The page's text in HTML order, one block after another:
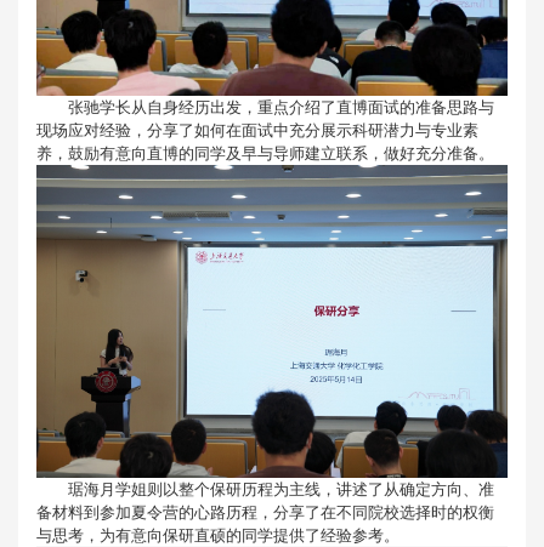
张驰学长从自身经历出发，重点介绍了直博面试的准备思路与
现场应对经验，分享了如何在面试中充分展示科研潜力与专业素
养，鼓励有意向直博的同学及早与导师建立联系，做好充分准备。
琚海月学姐则以整个保研历程为主线，讲述了从确定方向、准
备材料到参加夏令营的心路历程，分享了在不同院校选择时的权衡
与思考，为有意向保研直硕的同学提供了经验参考。